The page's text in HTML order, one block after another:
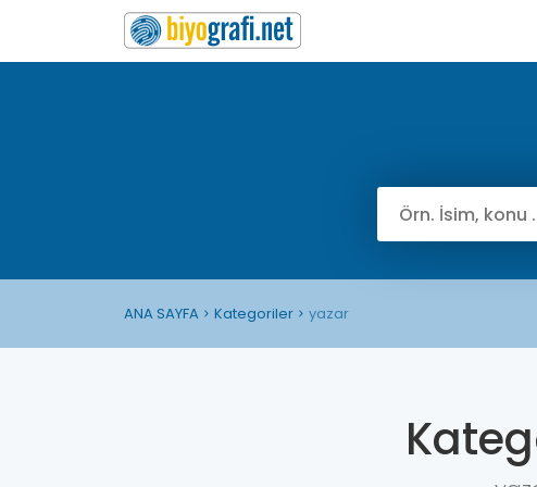
ANA SAYFA Kategoriler yazar